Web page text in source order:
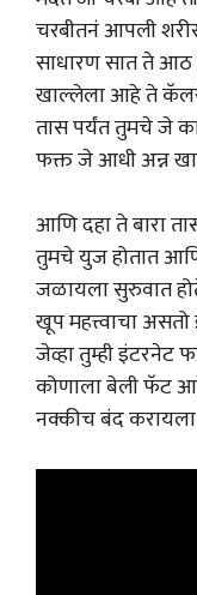
चरबीतनं आपली
साधारण सात ते
खाल्लेला आहे ते
तास पर्यंत तुमचे जे
फक्त जे आधी अन्न
आणि दहा ते बारा
तुमचे युज होतात
जळायला सुरुवात
खूप महत्त्वाचा
जेव्हा तुम्ही इंटरनेट
कोणाला बेली फॅट
नक्कीच बंद